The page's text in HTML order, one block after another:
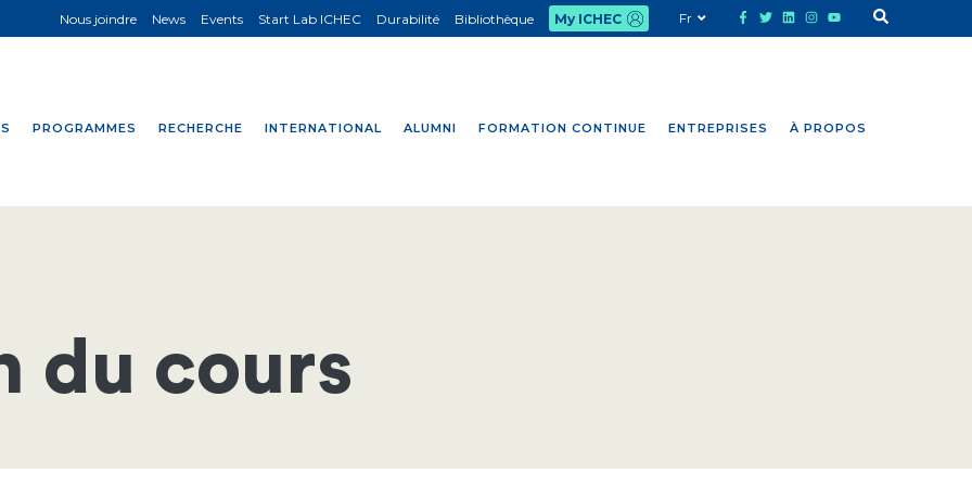
PROGRAMMES RECHERCHE INTERNATIONAL ALUMNI FORMATION CONTINUE ENTREPRISES À PROPOS
Nous joindre News Events Start Lab ICHEC Durabilité Bibliothèque My ICHEC Fr
du cours